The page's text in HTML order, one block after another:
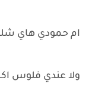
ام حمودي هاي
ولا عندي فلوس